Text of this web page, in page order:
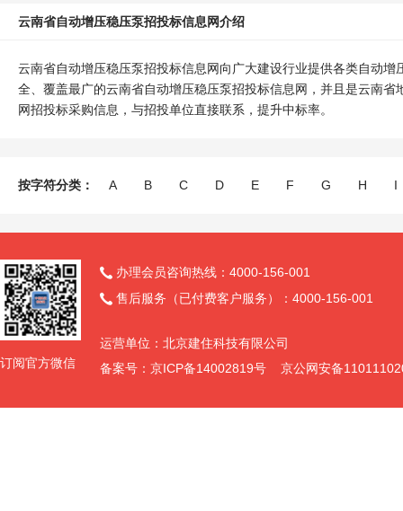
云南省自动增压稳压泵招投标信息网介绍
云南省自动增压稳压泵招投标信息网向广大建设行业提供各类自动
全、覆盖最广的云南省自动增压稳压泵招投标信息网，并且是云南
网招投标采购信息，与招投单位直接联系，提升中标率。
按字符分类： A B C D E F G H I
订阅官方微信
 办理会员咨询热线：4000-156-001
 售后服务（已付费客户服务）：4000-156-001
运营单位：北京建住科技有限公司
备案号：京ICP备14002819号 京公网安备